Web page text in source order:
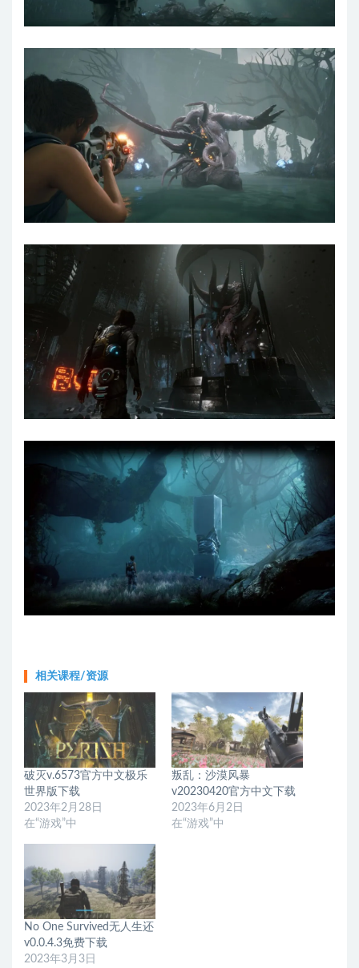
相关课程/资源
破灭v.6573官方中文极乐
世界版下载
2023年2月28日
在“游戏”中
叛乱：沙漠风暴
v20230420官方中文下载
2023年6月2日
在“游戏”中
No One Survived无人生还
v0.0.4.3免费下载
2023年3月3日